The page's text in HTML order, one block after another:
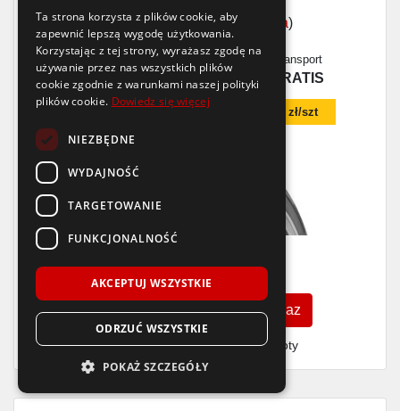
6,0/6 ( 1 opinia)
Dostępność
>16 szt.
Wysyłka
2-3 dni
Produkcja
2026
Transport
GRATIS
Dodaj czujnik TPMS w koszyku za 115 zł/szt
515zł
Zobacz szczegóły Kup teraz
Finansowanie dla firm- MŚP i floty
Ta strona korzysta z plików cookie, aby
zapewnić lepszą wygodę użytkowania.
Korzystając z tej strony, wyrażasz zgodę na
używanie przez nas wszystkich plików
cookie zgodnie z warunkami naszej polityki
plików cookie. Dowiedz się więcej
NIEZBĘDNE
WYDAJNOŚĆ
TARGETOWANIE
FUNKCJONALNOŚĆ
AKCEPTUJ WSZYSTKIE
ODRZUĆ WSZYSTKIE
POKAŻ SZCZEGÓŁY